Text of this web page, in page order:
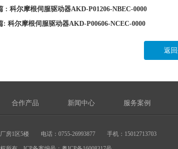
: 科尔摩根伺服驱动器AKD-P01206-NBEC-0000
: 科尔摩根伺服驱动器AKD-P00606-NCEC-0000
返
合作产品 新闻中心 服务案例
厂房1区5楼 电话：0755-26993877 手机：15012713703